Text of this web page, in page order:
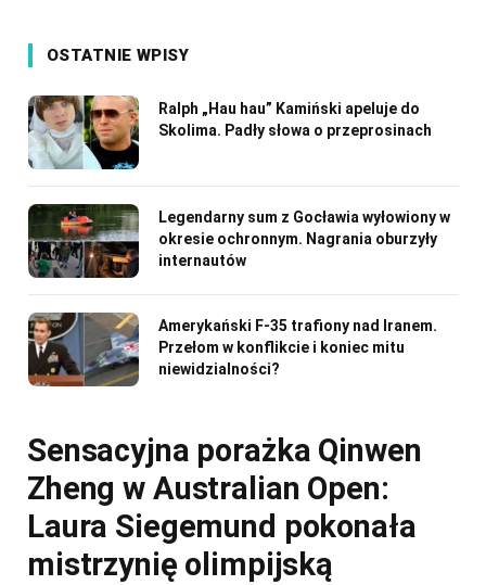
OSTATNIE WPISY
Ralph „Hau hau” Kamiński apeluje do
Skolima. Padły słowa o przeprosinach
Legendarny sum z Gocławia wyłowiony w
okresie ochronnym. Nagrania oburzyły
internautów
Amerykański F-35 trafiony nad Iranem.
Przełom w konflikcie i koniec mitu
niewidzialności?
Sensacyjna porażka Qinwen
Zheng w Australian Open:
Laura Siegemund pokonała
mistrzynię olimpijską